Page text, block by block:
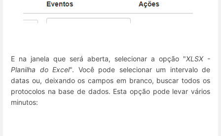
E na janela que será aberta, selecionar a opção "XLSX -
Planilha do Excel". Você pode selecionar um intervalo de
datas ou, deixando os campos em branco, buscar todos os
protocolos na base de dados. Esta opção pode levar vários
minutos: